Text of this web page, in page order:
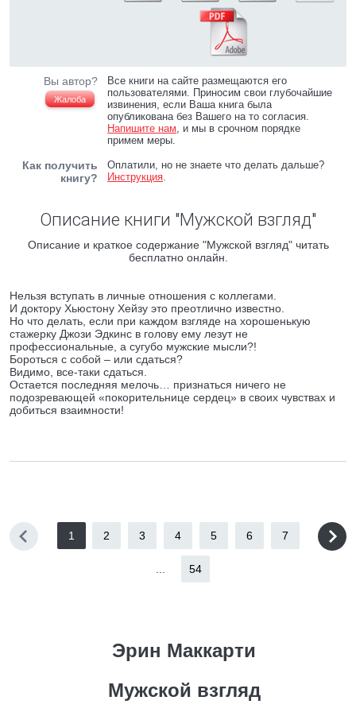
Вы автор?
Жалоба
Все книги на сайте размещаются его
пользователями. Приносим свои глубочайшие
извинения, если Ваша книга была
опубликована без Вашего на то согласия.
Напишите нам, и мы в срочном порядке
примем меры.
Как получить
книгу?
Оплатили, но не знаете что делать дальше?
Инструкция.
Описание книги "Мужской взгляд"
Описание и краткое содержание "Мужской взгляд" читать
бесплатно онлайн.
Нельзя вступать в личные отношения с коллегами.
И доктору Хьюстону Хейзу это преотлично известно.
Но что делать, если при каждом взгляде на хорошенькую
стажерку Джози Эдкинс в голову ему лезут не
профессиональные, а сугубо мужские мысли?!
Бороться с собой – или сдаться?
Видимо, все-таки сдаться.
Остается последняя мелочь… признаться ничего не
подозревающей «покорительнице сердец» в своих чувствах и
добиться взаимности!
1 2 3 4 5 6 7
54
Эрин Маккарти
Мужской взгляд